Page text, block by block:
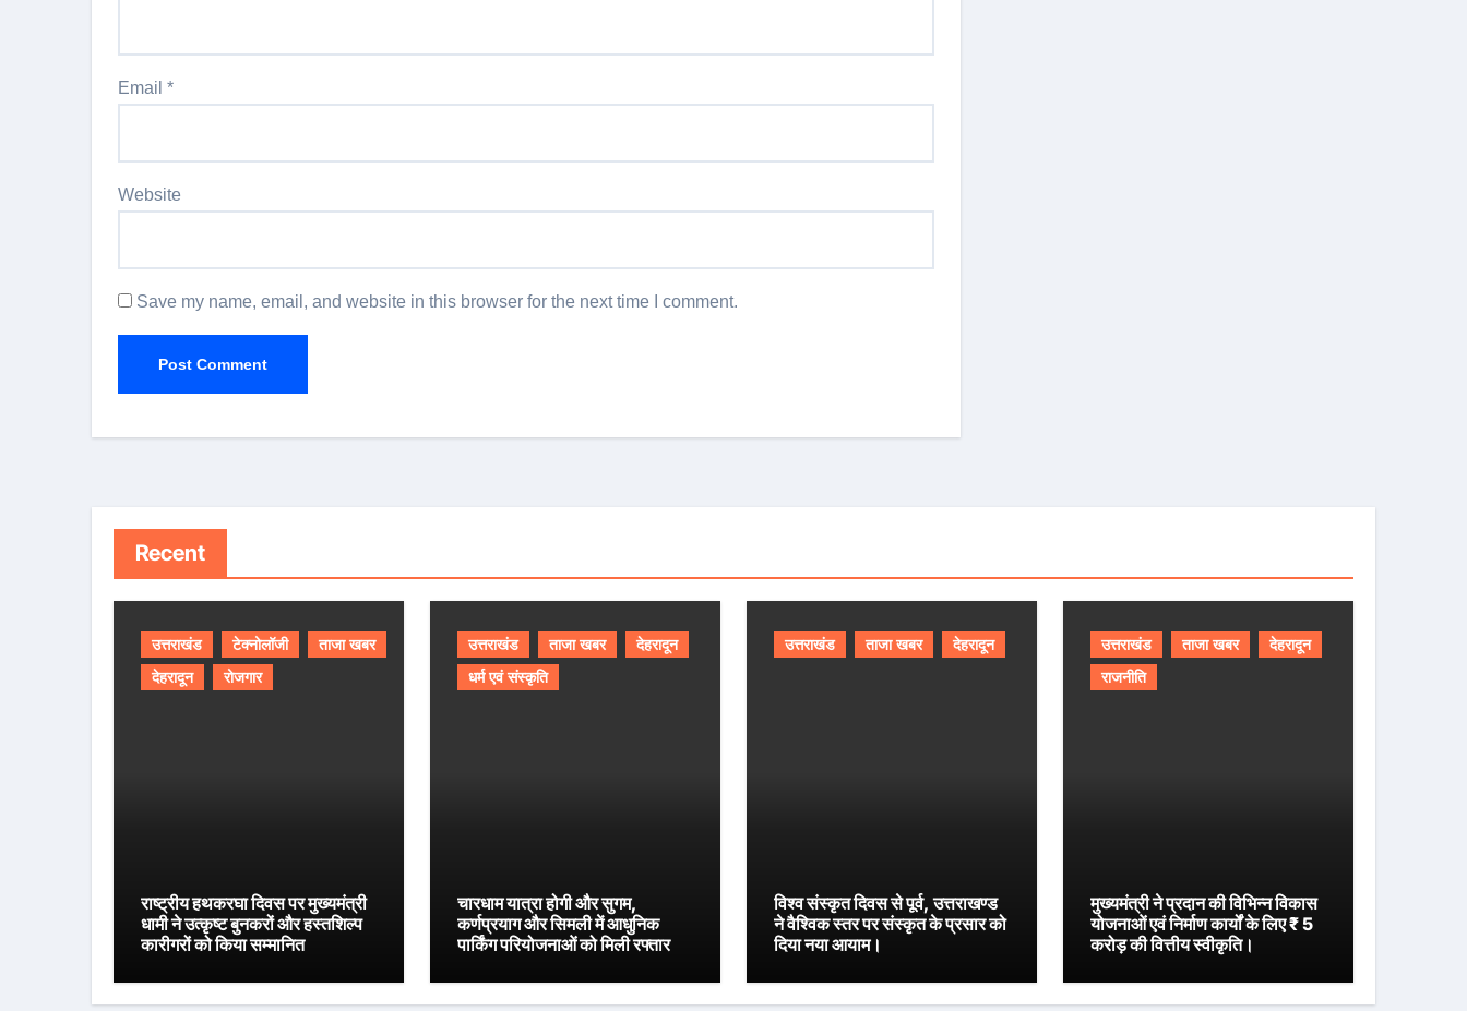
Email *
Website
Save my name, email, and website in this browser for the next time I comment.
Recent
उत्तराखंड टेक्नोलॉजी
ताजा खबर
देहरादून
रोजगार
राष्ट्रीय हथकरघा दिवस पर मुख्यमंत्री
धामी ने उत्कृष्ट बुनकरों और हस्तशिल्प
कारीगरों को किया सम्मानित
उत्तराखंड ताजा खबर
देहरादून
धर्म एवं संस्कृति
चारधाम यात्रा होगी और सुगम,
कर्णप्रयाग और सिमली में आधुनिक
पार्किंग परियोजनाओं को मिली रफ्तार
उत्तराखंड ताजा खबर देहरादून
विश्व संस्कृत दिवस से पूर्व, उत्तराखण्ड
ने वैश्विक स्तर पर संस्कृत के प्रसार को
दिया नया आयाम।
उत्तराखंड ताजा खबर
देहरादून
राजनीति
मुख्यमंत्री ने प्रदान की विभिन्न विकास
योजनाओं एवं निर्माण कार्यों के लिए ₹ 5
करोड़ की वित्तीय स्वीकृति।